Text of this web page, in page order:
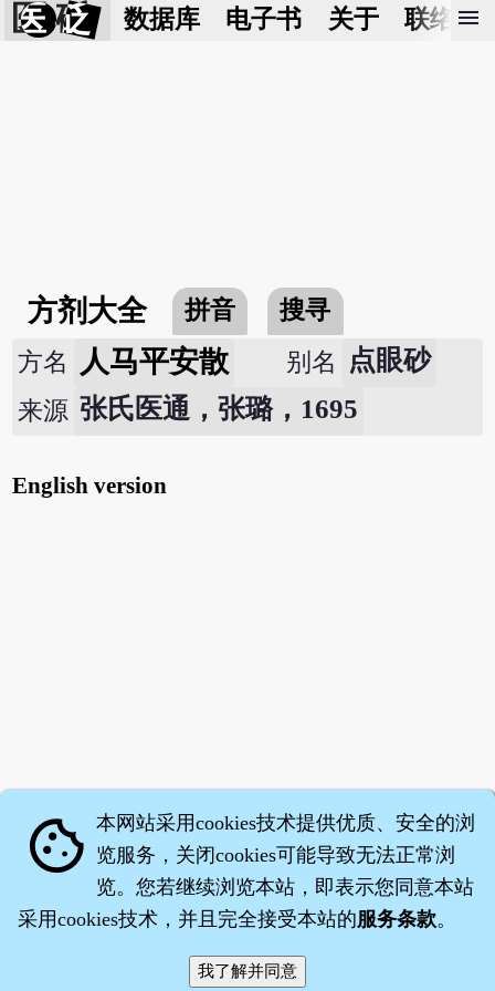
医 砭 数据库 电子书 关于 联络我
menu
方剂大全 拼音
搜寻
方名
人马平安散 别名 点眼砂
来源 张氏医通，张璐，1695
English version
·沈药子©2008～2026
cookie 本网站采用cookies技术提供优质、安全的浏
览服务，关闭cookies可能导致无法正常浏
览。您若继续浏览本站，即表示您同意本站
采用cookies技术，并且完全接受本站的服务条款。